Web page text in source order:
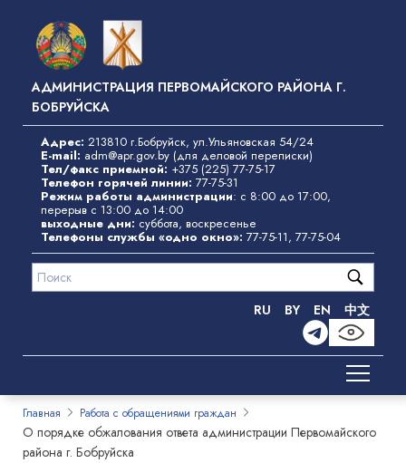
основному
содержанию
АДМИНИСТРАЦИЯ ПЕРВОМАЙСКОГО РАЙОНА Г.
БОБРУЙСКА
Адрес: 213810 г.Бобруйск, ул.Ульяновская 54/24
E-mail: adm@apr.gov.by (для деловой переписки)
Тел/факс приемной: +375 (225) 77-75-17
Телефон горячей линии: 77-75-31
Режим работы администрации: с 8:00 до 17:00,
перерыв с 13:00 до 14:00
выходные дни: суббота, воскресенье
Телефоны службы «одно окно»: 77-75-11, 77-75-04
RU BY EN 中文
Главная Работа с обращениями граждан
О порядке обжалования ответа администрации Первомайского
района г. Бобруйска